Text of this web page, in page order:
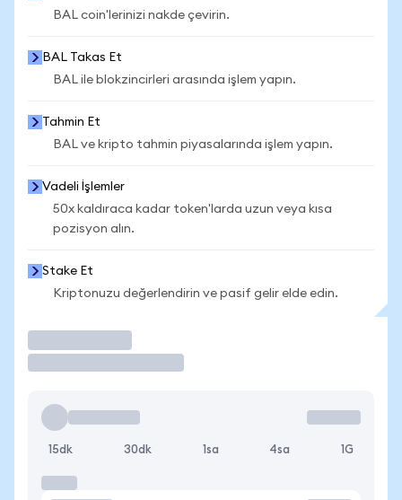
BAL coin'lerinizi nakde çevirin.
BAL Takas Et
BAL ile blokzincirleri arasında işlem yapın.
Tahmin Et
BAL ve kripto tahmin piyasalarında işlem yapın.
Vadeli İşlemler
50x kaldıraca kadar token'larda uzun veya kısa
pozisyon alın.
Stake Et
Kriptonuzu değerlendirin ve pasif gelir elde edin.
15dk 30dk 1sa 4sa 1G